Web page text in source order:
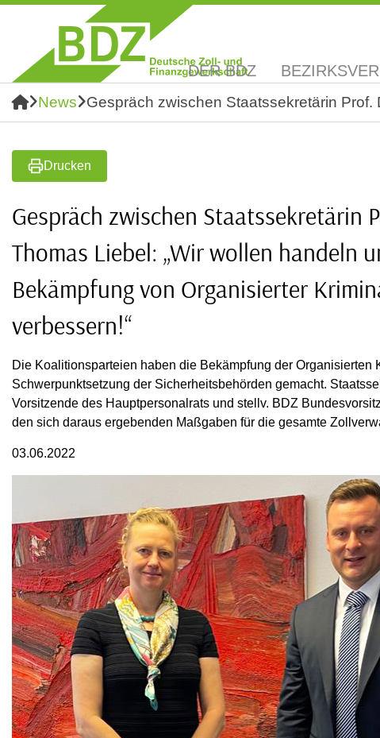
DER BDZ
News Gespräch zwischen Staatssekretärin
Drucken
Gespräch zwischen Staatssekretärin
Thomas Liebel: „Wir wollen handeln
Bekämpfung von Organisierter
verbessern!“
Die Koalitionsparteien haben die Bekämpfung der Organisierten
Schwerpunktsetzung der Sicherheitsbehörden gemacht.
Vorsitzende des Hauptpersonalrats und stellv. BDZ
den sich daraus ergebenden Maßgaben für die gesamte
03.06.2022